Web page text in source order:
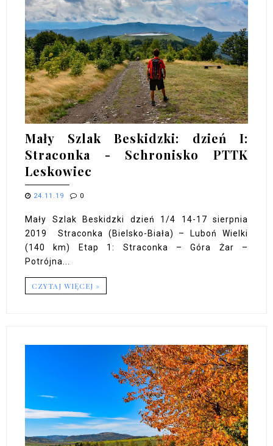
Mały Szlak Beskidzki: dzień I:
Straconka - Schronisko PTTK
Leskowiec
24.11.19 0
Mały Szlak Beskidzki dzień 1/4 14-17 sierpnia
2019 Straconka (Bielsko-Biała) – Luboń Wielki
(140 km) Etap 1: Straconka – Góra Żar –
Potrójna...
CZYTAJ WIĘCEJ »